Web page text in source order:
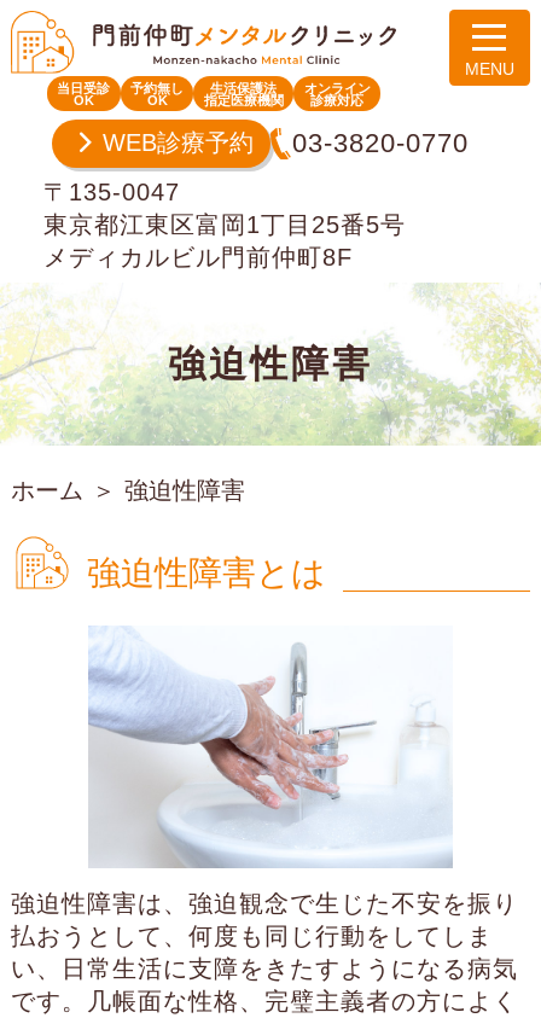
当日受診
OK
予約無し
OK
生活保護法
指定医療機関
オンライン
診療対応
WEB診療予約 03-3820-0770
〒135-0047
東京都江東区富岡1丁目25番5号
メディカルビル門前仲町8F
強迫性障害
ホーム 強迫性障害
強迫性障害とは
強迫性障害は、強迫観念で生じた不安を振り
払おうとして、何度も同じ行動をしてしま
い、日常生活に支障をきたすようになる病気
です。几帳面な性格、完璧主義者の方によく